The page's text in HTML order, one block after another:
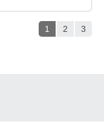
1 2 3